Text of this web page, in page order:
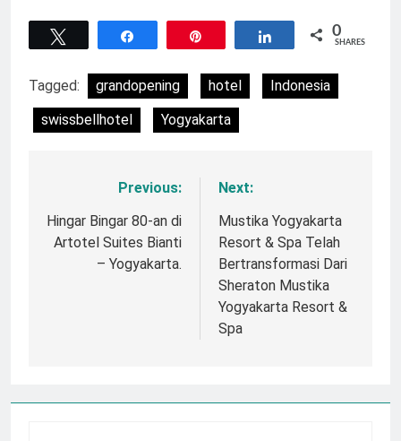
Share 0
SHARES
Tagged: grandopening hotel
Indonesia
swissbellhotel
Yogyakarta
Navigasi
pos
Previous:
Hingar Bingar 80-an di
Artotel Suites Bianti
– Yogyakarta.
Next:
Mustika Yogyakarta
Resort & Spa Telah
Bertransformasi Dari
Sheraton Mustika
Yogyakarta Resort &
Spa